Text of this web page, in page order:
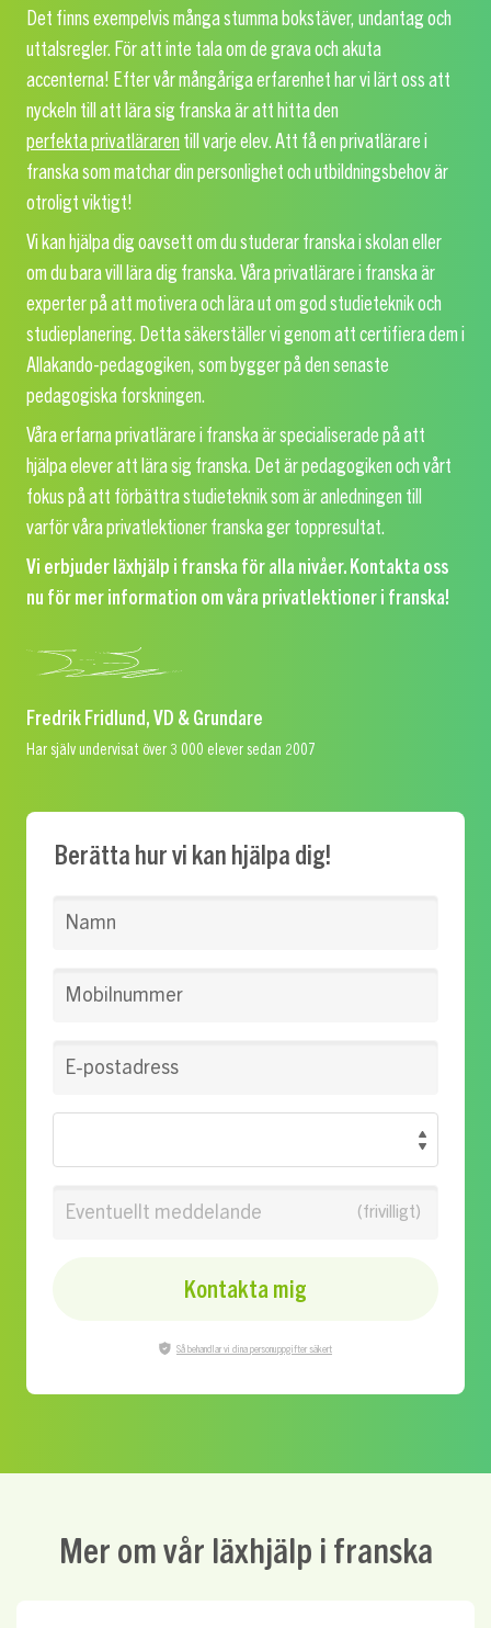
Det finns exempelvis många stumma bokstäver, undantag och
uttalsregler. För att inte tala om de grava och akuta
accenterna! Efter vår mångåriga erfarenhet har vi lärt oss att
nyckeln till att lära sig franska är att hitta den
perfekta privatläraren till varje elev. Att få en privatlärare i
franska som matchar din personlighet och utbildningsbehov är
otroligt viktigt!
Vi kan hjälpa dig oavsett om du studerar franska i skolan eller
om du bara vill lära dig franska. Våra privatlärare i franska är
experter på att motivera och lära ut om god studieteknik och
studieplanering. Detta säkerställer vi genom att certifiera dem i
Allakando-pedagogiken, som bygger på den senaste
pedagogiska forskningen.
Våra erfarna privatlärare i franska är specialiserade på att
hjälpa elever att lära sig franska. Det är pedagogiken och vårt
fokus på att förbättra studieteknik som är anledningen till
varför våra privatlektioner franska ger toppresultat.
Vi erbjuder läxhjälp i franska för alla nivåer. Kontakta oss
nu för mer information om våra privatlektioner i franska!
Fredrik Fridlund, VD & Grundare
Har själv undervisat över 3 000 elever sedan 2007
Berätta hur vi kan hjälpa dig!
Namn
Mobilnummer
E-postadress
Eventuellt meddelande
Kontakta mig
Så behandlar vi dina personuppgifter säkert
Mer om vår läxhjälp i franska